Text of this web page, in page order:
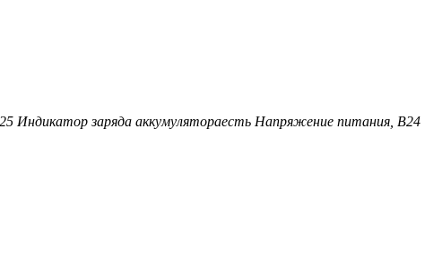
25 Индикатор заряда аккумулятораесть Напряжение питания, В24